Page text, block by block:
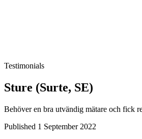
Testimonials
Sture (Surte, SE)
Behöver en bra utvändig mätare och fick
Published 1 September 2022